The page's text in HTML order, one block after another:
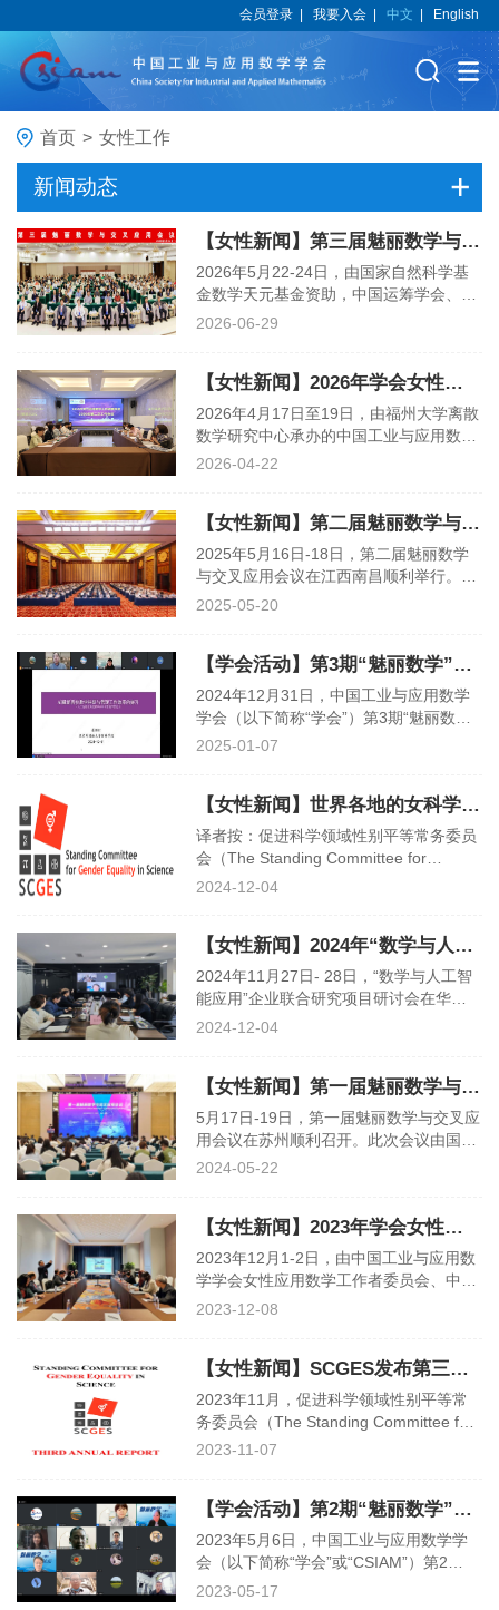
会员登录 |我要入会 |中文 English
首页 > 女性工作
新闻动态
【女性新闻】第三届魅丽数学与交叉应用会议在烟台顺利召开
2026年5月22-24日，由国家自然科学基
金数学天元基金资助，中国运筹学会、中
国工业与应用数学学会和中国数学会联合
叉应用会议”在山东烟台顺利召开。此次
会议以“数学与智能技术、数学与海洋经
济”为主题，吸引了来自全国130余所高
者、师生齐聚烟台，共襄学术盛会。本次
2026-06-29
【女性新闻】2026年学会女性应用数学工作者委员会首次线下工作会议在福州召开
2026年4月17日至19日，由福州大学离散
数学研究中心承办的中国工业与应用数学
学会（以下简称“学会”）女性应用数学工
会第九届理事会女工委的首次线下会议，
本次会议既是对2026年1月7日全体委员
线上会议共识的细化与落地，更是立
会重点任务，促进女工委工作稳步深化、
2026-04-22
【女性新闻】第二届魅丽数学与交叉应用会议在南昌召开
2025年5月16日-18日，第二届魅丽数学
与交叉应用会议在江西南昌顺利举行。本
次会议由国家自然科学基金数学天元基
学、南昌大学、北京大学南昌创新研究院
联合承办，并得到了国家自然科学基金数
学天元基金的特别资助。此次会议以“数
学与航空、数学与虚拟现实”为主题，吸
引了来自全国70余所高校、科研院所和企
2025-05-20
【学会活动】第3期“魅丽数学”学术论坛在线上召开
2024年12月31日，中国工业与应用数学
学会（以下简称“学会”）第3期“魅丽数
学”学术论坛成功在线上召开。此次论坛
特邀北京外国语大学信科学院院长、管理
科学研究中心主任张继红教授，带来一场
题为“AI赋能高校教学科研与管理工作效率
的提升——人工智能在教学科研与管理领
域的应用”的精彩报告，吸引众多高校师
2025-01-07
【女性新闻】世界各地的女科学家：促进性别平等的策略
译者按：促进科学领域性别平等常务委员
会（The Standing Committee for
Gender Equality in Science，SCGES）
日，现有25个合作伙伴，其中绝大部分都
是国际科学理事会（International
Science Council，ISC）的正式成员。国
2024-12-04
【女性新闻】2024年“数学与人工智能应用”企业联合研究项目研讨会成功召开
2024年11月27日- 28日，“数学与人工智
能应用”企业联合研究项目研讨会在华院
计算技术（上海）股份有限公司（以下简
京大学汤华中教授，学会副理事长、华院
计算董事长宣晓华博士，以及来自华院计
算、山东大学、深圳大学、西湖大学、中
名专家学者出席了线下会议，学会副理事
2024-12-04
【女性新闻】第一届魅丽数学与交叉应用会议在苏州召开
5月17日-19日，第一届魅丽数学与交叉应
用会议在苏州顺利召开。此次会议由国家
自然科学基金数学天元基金、中国工业与
国家自然科学基金数学天元基金的特别资
助。西安交通大学徐宗本院士，北京中医
药大学王琦院士，北京大学段慧玲院士，
家学者、企业代表等300余人齐聚一堂，
2024-05-22
【女性新闻】2023年学会女性应用数学工作者委员会扩大会议在福州召开
2023年12月1-2日，由中国工业与应用数
学学会女性应用数学工作者委员会、中国
运筹学会女性工作委员会（以下均简
福州以线上线下相结合的方式召开。来自
中国工业与应用数学学会和中国运筹学会
的领导戴彧虹、宣哓华、闫桂英、郭田
德、陈旭瑾、女工委委员等近二十余名专
家学者出席了线下会议。会议由学会副理
2023-12-08
【女性新闻】SCGES发布第三份年度报告
2023年11月，促进科学领域性别平等常
务委员会（The Standing Committee for
Gender Equality in Science，以下简称
与应用数学联合会）和IMU（国际数学联
盟）作为最早加入SCGES的9个国际科学
组织之一，在这份年度报告中介绍了他们
各自一年来的工作情况，以及他们
2023-11-07
【学会活动】第2期“魅丽数学”学术论坛在线上召开
2023年5月6日，中国工业与应用数学学
会（以下简称“学会”或“CSIAM”）第2
期“魅丽数学”学术论坛在线上召开，本期
2023-05-17